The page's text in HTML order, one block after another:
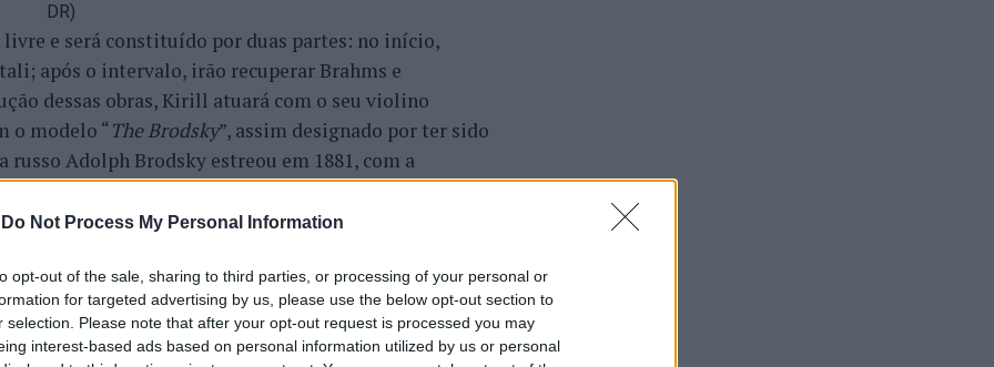
Do Not Process My Personal Information
opt-out of the sale, sharing to third parties, or processing of your personal or
for targeted advertising by us, please use the below opt-out section to
selection. Please note that after your opt-out request is processed you may
interest-based ads based on personal information utilized by us or personal
DR)
e será constituído por duas partes: no início,
após o intervalo, irão recuperar Brahms e
dessas obras, Kirill atuará com o seu violino
o modelo “ The Brodsky”, assim designado por ter sido
Adolph Brodsky estreou em 1881, com a
que Tchaikovsky escreveu para violino. Fotos: DR.
PRÓXIMO
Funchal: Homem de 43 anos detido
por tráfico de drogas
Law